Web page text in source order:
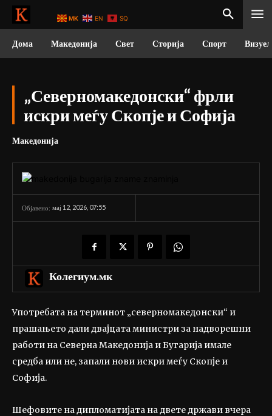
Дома Македонија Свет Сторија Спорт
„Северномакедонски“ фрли
искри меѓу Скопје и Софија
Македонија
Објавено: мај 12, 2026, 07:55
Колегиум.мк
Употребата на терминот „северномакедонски“ и
прашањето дали двајцата министри за надворешни
работи на Северна Македонија и Бугарија имале
средба или не, запали нови искри меѓу Скопје и
Софија.
Шефовите на дипломатијата на двете држави вчера
MK EN SQ